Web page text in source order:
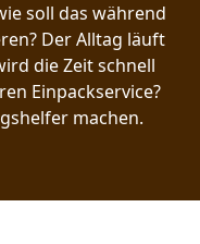
soll das während
Der Alltag läuft
die Zeit schnell
Einpackservice?
machen.